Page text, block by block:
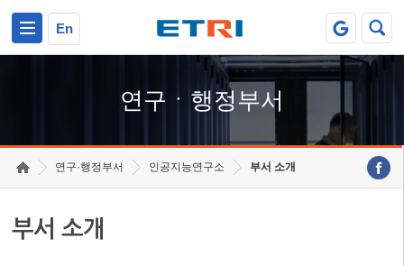
En
연구ㆍ행정부서
연구·행정부서 인공지능연구소 부서 소개
부서 소개